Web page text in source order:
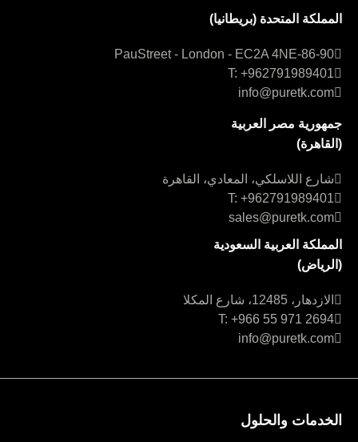
المملكة المتحدة (بريطانيا)
86-90-PauStreet - London - EC2A 4NE
T: +962791989401
info@puretk.com
جمهورية مصر العربية
(القاهرة)
شارع اللاسلكي، المعادي، القاهرة
T: +962791989401
sales@puretk.com
المملكة العربية السعودية
(الرياض)
الازدهار، 12485، شارع المكلا
T: +966 55 971 2694
info@puretk.com
الخدمات والحلول